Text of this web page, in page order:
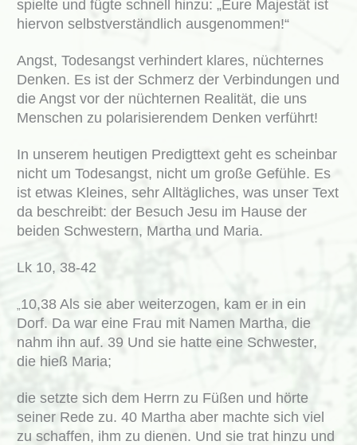
spielte und fügte schnell hinzu: „Eure Majestät ist
hiervon selbstverständlich ausgenommen!“
Angst, Todesangst verhindert klares, nüchternes
Denken. Es ist der Schmerz der Verbindungen und
die Angst vor der nüchternen Realität, die uns
Menschen zu polarisierendem Denken verführt!
In unserem heutigen Predigttext geht es scheinbar
nicht um Todesangst, nicht um große Gefühle. Es
ist etwas Kleines, sehr Alltägliches, was unser Text
da beschreibt: der Besuch Jesu im Hause der
beiden Schwestern, Martha und Maria.
Lk 10, 38-42
10,38 Als sie aber weiterzogen, kam er in ein
Dorf. Da war eine Frau mit Namen Martha, die
nahm ihn auf. 39 Und sie hatte eine Schwester,
die hieß Maria;
die setzte sich dem Herrn zu Füßen und hörte
seiner Rede zu. 40 Martha aber machte sich viel
zu schaffen, ihm zu dienen. Und sie trat hinzu und